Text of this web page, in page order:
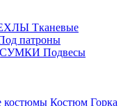
Тканевые
патроны
Подвесы
костюмы Костюм Горка